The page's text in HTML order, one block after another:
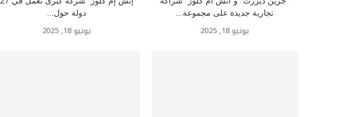
دولة حول...
يونيو 18, 2025
تجارية جديدة على مجموعة...
يونيو 18, 2025